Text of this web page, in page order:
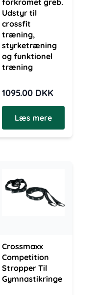
forkromet greb.
Udstyr til
crossfit
træning,
styrketræning
og funktionel
træning
1095.00 DKK
Læs mere
Crossmaxx
Competition
Stropper Til
Gymnastikringe